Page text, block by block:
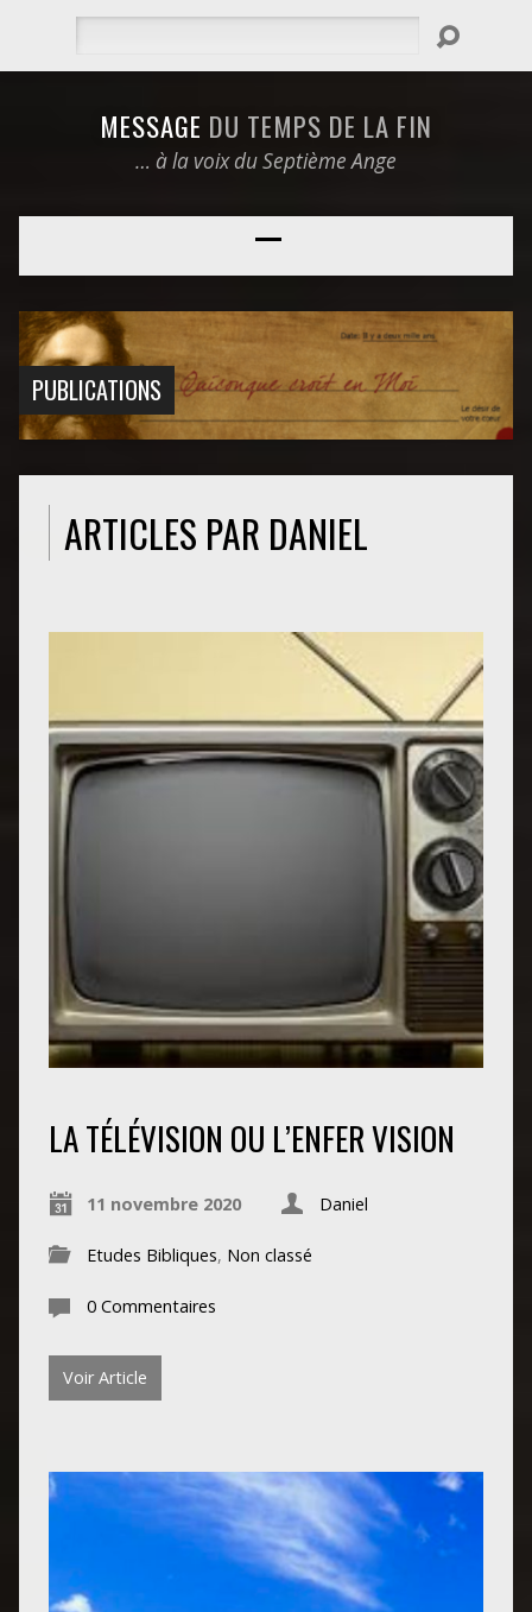
MESSAGE DU TEMPS DE LA FIN
… à la voix du Septième Ange
PUBLICATIONS
ARTICLES PAR DANIEL
LA TÉLÉVISION OU L’ENFER VISION
11 novembre 2020 Daniel
Etudes Bibliques, Non classé
0 Commentaires
Voir Article